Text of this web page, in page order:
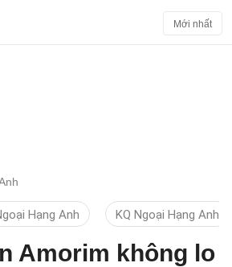
Mới nhất
Hạng Anh KQ Ngoại Hạng Anh
Amorim không lo